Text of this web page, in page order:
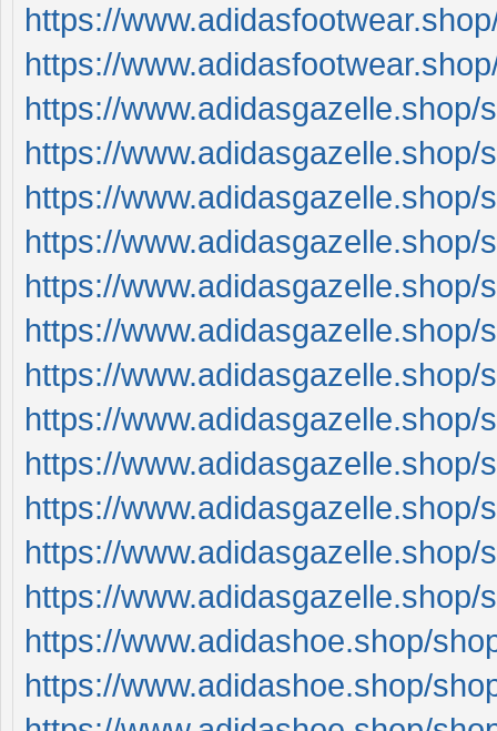
https://
https://
https://www.adidasgazelle.shop/
https://www.adidasgazelle.shop/
https://www.adidasgazelle.shop/
https://www.adidasgazelle.shop/
https://www.adidasgazelle.shop/
https://www.adidasgazelle.shop/
https://www.adidasgazelle.shop/
https://www.adidasgazelle.shop/
https://www.adidasgazelle.shop/
https://www.adidasgazelle.shop/
https://www.adidasgazelle.shop/
https://www.adidasgazelle.shop/
https://www.adidashoe.shop/
https://www.adidashoe.shop/